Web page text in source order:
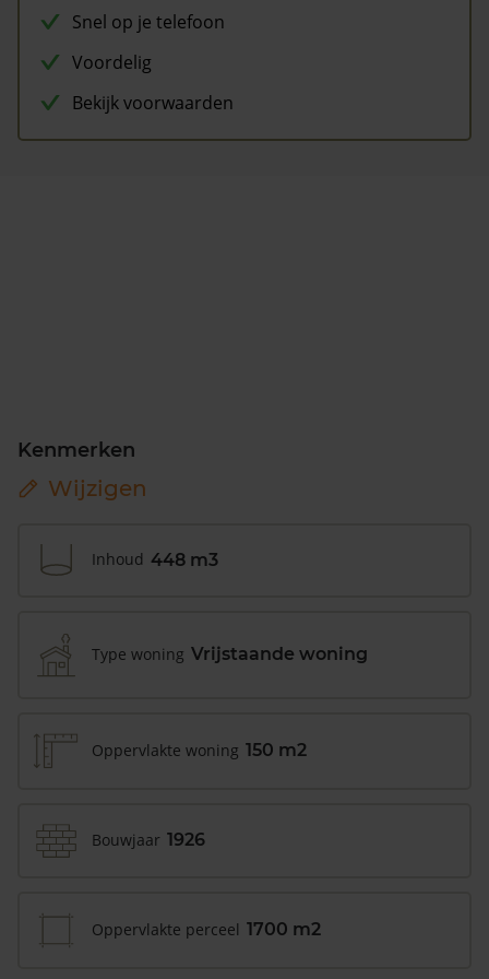
Snel op je telefoon
Voordelig
Bekijk voorwaarden
Kenmerken
Wijzigen
Inhoud 448 m3
Type woning Vrijstaande woning
Oppervlakte woning 150 m2
Bouwjaar 1926
Oppervlakte perceel 1700 m2